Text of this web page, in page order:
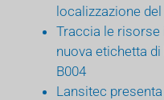
localizzazione
Traccia le
nuova etichetta
B004
Lansitec